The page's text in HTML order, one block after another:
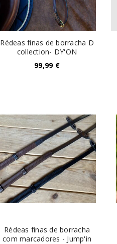
Rédeas finas de borracha D
collection- DY'ON
99,99 €
Rédeas finas de borracha
com marcadores - Jump'in